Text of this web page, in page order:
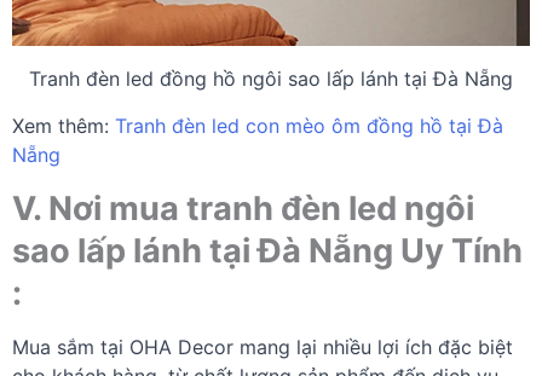
Tranh đèn led đồng hồ ngôi sao lấp lánh tại Đà Nẵng
Xem thêm: Tranh đèn led con mèo ôm đồng hồ tại Đà
Nẵng
V. Nơi mua tranh đèn led ngôi
sao lấp lánh tại Đà Nẵng Uy Tính
:
Mua sắm tại OHA Decor mang lại nhiều lợi ích đặc biệt